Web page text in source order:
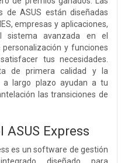
de ASUS están diseñadas
empresas y aplicaciones,
sistema avanzada en el
y funciones
tus necesidades.
de primera calidad y la
a largo plazo ayudan a tu
las transiciones de
Express
es un software de gestión
diseñado para